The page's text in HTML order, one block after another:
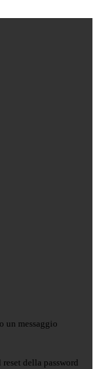
un messaggio
della password